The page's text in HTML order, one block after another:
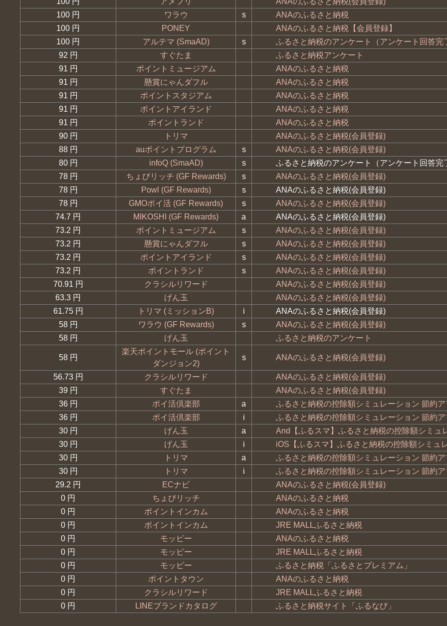
100 円
ワラウ s
ANAのふるさと納税
100 円
PONEY
ANAのふるさと納税【会員登録】
100 円
アルテマ (SmaAD) s
ふるさと納税のアンケート（アンケート回答完
92 円
すぐたま
ふるさと納税アンケート
91 円
ポイントミュージアム
ANAのふるさと納税
91 円
懸賞にゃんダフル
ANAのふるさと納税
91 円
ポイントスタジアム
ANAのふるさと納税
91 円
ポイントアイランド
ANAのふるさと納税
91 円
ポイントランド
ANAのふるさと納税
90 円
トリマ
ANAのふるさと納税(会員登録)
88 円
auポイントプログラム s
ANAのふるさと納税(会員登録)
80 円
infoQ (SmaAD) s
ふるさと納税のアンケート（アンケート回答完
78 円
ちょびリッチ (GF Rewards) s
ANAのふるさと納税(会員登録)
78 円
Powl (GF Rewards) s
ANAのふるさと納税(会員登録)
78 円
GMOポイ活 (GF Rewards) s
ANAのふるさと納税(会員登録)
74.7 円
MIKOSHI (GF Rewards) a
ANAのふるさと納税(会員登録)
73.2 円
ポイントミュージアム s
ANAのふるさと納税(会員登録)
73.2 円
懸賞にゃんダフル s
ANAのふるさと納税(会員登録)
73.2 円
ポイントアイランド s
ANAのふるさと納税(会員登録)
73.2 円
ポイントランド s
ANAのふるさと納税(会員登録)
70.91 円
クラシルリワード
ANAのふるさと納税(会員登録)
63.3 円
げん玉
ANAのふるさと納税(会員登録)
61.75 円
トリマ (ミッションB) i
ANAのふるさと納税(会員登録)
58 円
ワラウ (GF Rewards) s
ANAのふるさと納税(会員登録)
58 円
げん玉 ふるさと納税のアンケート
58 円
楽天ポイントモール (ポイント
ダンジョン2)
s ANAのふるさと納税(会員登録)
56.73 円 クラシルリワード
ANAのふるさと納税(会員登録)
39 円
すぐたま
ANAのふるさと納税(会員登録)
36 円
ポイ活倶楽部 a
ふるさと納税の控除額シミュレーション 節約
36 円
ポイ活倶楽部 i
ふるさと納税の控除額シミュレーション 節約ア
30 円
げん玉 a
And【ふるスマ】ふるさと納税の控除額シミュ
30 円
げん玉 i
iOS【ふるスマ】ふるさと納税の控除額シミュ
30 円
トリマ a
ふるさと納税の控除額シミュレーション 節約
30 円
トリマ i
ふるさと納税の控除額シミュレーション 節約ア
29.2 円
ECナビ
ANAのふるさと納税(会員登録)
0 円
ちょびリッチ
ANAのふるさと納税
0 円
ポイントインカム
ANAのふるさと納税
0 円
ポイントインカム
JRE MALLふるさと納税
0 円
モッピー
ANAのふるさと納税
0 円
モッピー
JRE MALLふるさと納税
0 円
モッピー
ふるさと納税「ふるさとプレミアム」
0 円
ポイントタウン
ANAのふるさと納税
0 円
クラシルリワード
JRE MALLふるさと納税
0 円
LINEブランドカタログ ふるさと納税サイト「ふるなび」